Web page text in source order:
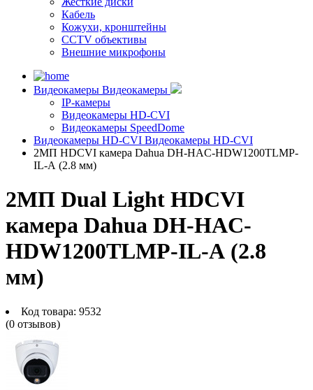
Кабель
Кожухи, кронштейны
CCTV объективы
Внешние микрофоны
Видеокамеры Видеокамеры
IP-камеры
Видеокамеры HD-CVI
Видеокамеры SpeedDome
Видеокамеры HD-CVI Видеокамеры HD-CVI
2МП HDCVI камера Dahua DH-HAC-HDW1200TLMP-
IL-A (2.8 мм)
2МП Dual Light HDCVI
камера Dahua DH-HAC-
HDW1200TLMP-IL-A (2.8
мм)
Код товара: 9532
(0 отзывов)